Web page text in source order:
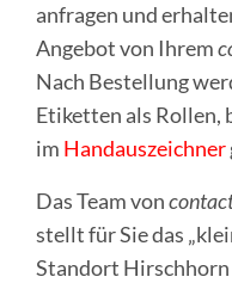
anfragen und
Angebot von Ihrem
Nach Bestellung
Etiketten als Rollen,
im Handauszeichner
Das Team von
stellt für Sie das
Standort